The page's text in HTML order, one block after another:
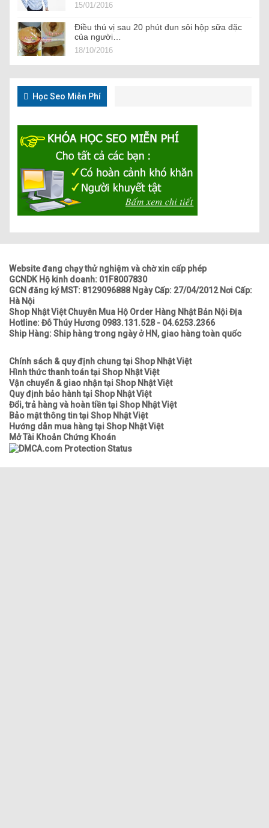
15/01/2016
Điều thú vị sau 20 phút đun sôi hộp sữa đặc
của người…
18/10/2016
Học Seo Miễn Phí
Website đang chạy thử nghiệm và chờ xin cấp phép
GCNDK Hộ kinh doanh: 01F8007830
GCN đăng ký MST: 8129096888 Ngày Cấp: 27/04/2012 Nơi Cấp:
Hà Nội
Shop Nhật Việt Chuyên Mua Hộ Order Hàng Nhật Bản Nội Địa
Hotline: Đỗ Thúy Hương 0983.131.528 - 04.6253.2366
Ship Hàng: Ship hàng trong ngày ở HN, giao hàng toàn quốc
Chính sách & quy định chung tại Shop Nhật Việt
Hình thức thanh toán tại Shop Nhật Việt
Vận chuyển & giao nhận tại Shop Nhật Việt
Quy định bảo hành tại Shop Nhật Việt
Đổi, trả hàng và hoàn tiền tại Shop Nhật Việt
Bảo mật thông tin tại Shop Nhật Việt
Hướng dẫn mua hàng tại Shop Nhật Việt
Mở Tài Khoản Chứng Khoán